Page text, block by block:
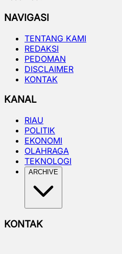
NAVIGASI
TENTANG KAMI
REDAKSI
PEDOMAN
DISCLAIMER
KONTAK
KANAL
RIAU
POLITIK
EKONOMI
OLAHRAGA
TEKNOLOGI
ARCHIVE
KONTAK